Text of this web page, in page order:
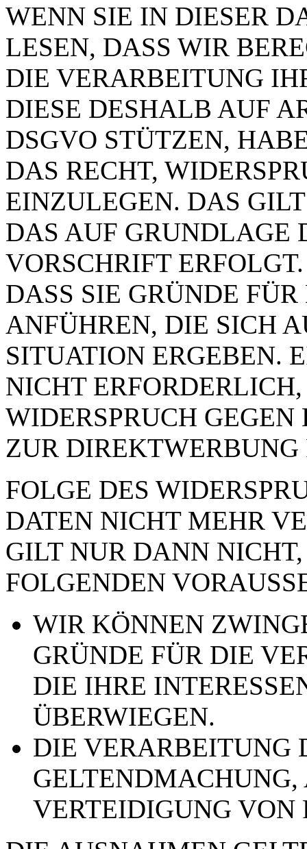
WENN SIE IN DIESER
LESEN, DASS WIR
DIE VERARBEITUNG
DIESE DESHALB AUF
DSGVO STÜTZEN,
DAS RECHT,
EINZULEGEN. DAS
DAS AUF GRUNDLAGE
VORSCHRIFT
DASS SIE GRÜNDE
ANFÜHREN, DIE SICH
SITUATION ERGEBEN.
NICHT
WIDERSPRUCH
ZUR DIREKTWERBUNG
FOLGE DES
DATEN NICHT MEHR
GILT NUR DANN
FOLGENDEN
WIR KÖNNEN
GRÜNDE FÜR DIE
DIE IHRE
ÜBERWIEGEN.
DIE VERARBEITUNG
VERTEIDIGUNG VON